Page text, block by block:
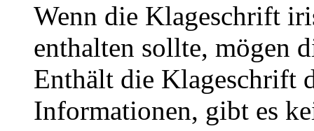
Wenn die Klageschrift
enthalten sollte, mögen
Enthält die Klageschrift
Informationen, gibt es